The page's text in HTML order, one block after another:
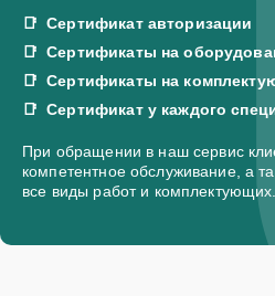
Сертификат авторизации
Сертификаты на
Сертификаты на
Сертификат у каждого
При обращении в наш сервис
компетентное обслуживание, а
все виды работ и комплектующих.